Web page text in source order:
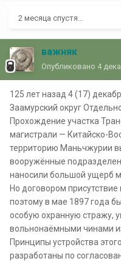
2 месяца спустя...
важняк
Опубликовано 4
125 лет назад 4 (17)
Заамурский округ
Прохождение участка
магистрали — Китайско-
территорию Маньчжурии
вооружённые
наносили большой ущерб
Но договором
поэтому в мае 1897 года
особую охранную стражу,
вольнонаёмными чинами
Принципы устройства
разработаны по